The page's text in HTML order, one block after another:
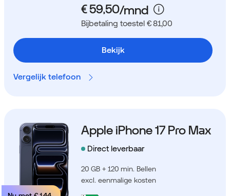
Bijbetaling toestel € 81,00
Bekijk
Vergelijk telefoon
Apple iPhone 17 Pro Max
Direct leverbaar
20 GB + 120 min. Bellen
excl. eenmalige kosten